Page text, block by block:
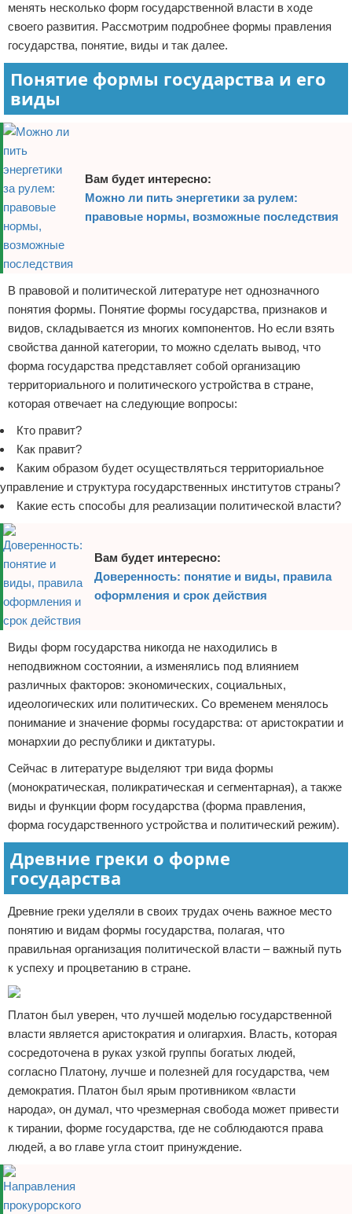
менять несколько форм государственной власти в ходе
своего развития. Рассмотрим подробнее формы правления
государства, понятие, виды и так далее.
Понятие формы государства и его
виды
Вам будет интересно:
Можно ли пить энергетики за рулем:
правовые нормы, возможные последствия
В правовой и политической литературе нет однозначного
понятия формы. Понятие формы государства, признаков и
видов, складывается из многих компонентов. Но если взять
свойства данной категории, то можно сделать вывод, что
форма государства представляет собой организацию
территориального и политического устройства в стране,
которая отвечает на следующие вопросы:
Кто правит?
Как правит?
Каким образом будет осуществляться территориальное
управление и структура государственных институтов страны?
Какие есть способы для реализации политической власти?
Вам будет интересно:
Доверенность: понятие и виды, правила
оформления и срок действия
Виды форм государства никогда не находились в
неподвижном состоянии, а изменялись под влиянием
различных факторов: экономических, социальных,
идеологических или политических. Со временем менялось
понимание и значение формы государства: от аристократии и
монархии до республики и диктатуры.
Сейчас в литературе выделяют три вида формы
(монократическая, поликратическая и сегментарная), а также
виды и функции форм государства (форма правления,
форма государственного устройства и политический режим).
Древние греки о форме
государства
Древние греки уделяли в своих трудах очень важное место
понятию и видам формы государства, полагая, что
правильная организация политической власти – важный путь
к успеху и процветанию в стране.
Платон был уверен, что лучшей моделью государственной
власти является аристократия и олигархия. Власть, которая
сосредоточена в руках узкой группы богатых людей,
согласно Платону, лучше и полезней для государства, чем
демократия. Платон был ярым противником «власти
народа», он думал, что чрезмерная свобода может привести
к тирании, форме государства, где не соблюдаются права
людей, а во главе угла стоит принуждение.